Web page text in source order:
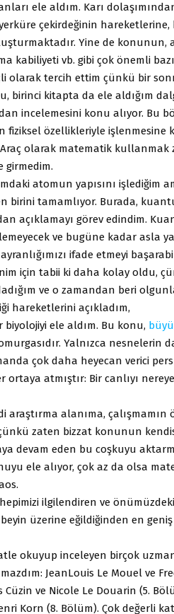
ele aldım. Karı
çekirdeğinin
Yine de konunun,
kabiliyeti vb. gibi çok önemli
olarak tercih ettim çünkü bir
birinci kitapta da ele aldığım
incelemesini konu alıyor. Bu
fiziksel özellikleriyle
olarak matematik
girmedim.
atomun yapısını işlediğim
birini tamamlıyor. Burada,
açıklamayı görev edindim.
ve bugüne kadar asla
ifade etmeyi
için tabii ki daha kolay oldu,
ve o zamandan beri
hareketlerini açıkladım,
ele aldım. Bu konu,
Yalnızca
çok daha heyecan verici
ortaya atmıştır: Bir canlıyı
alanıma, çalışmamın
zaten bizzat konunun
devam eden bu coşkuyu
ele alıyor, çok az da olsa
ilgilendiren ve
üzerine eğildiğinden en
okuyup inceleyen birçok
JeanLouis Le Mouel ve
Cüzin ve Nicole Le Douarin (5.
Korn (8. Bölüm). Çok değerli